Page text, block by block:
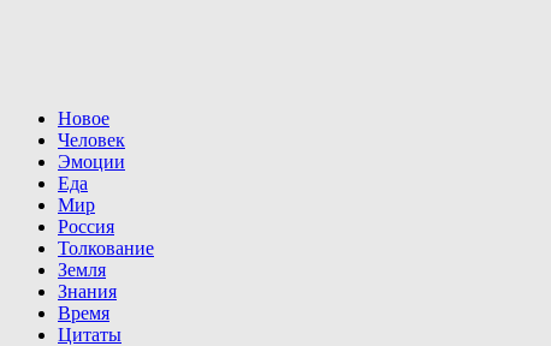
Новое
Человек
Эмоции
Еда
Мир
Россия
Толкование
Земля
Знания
Время
Цитаты